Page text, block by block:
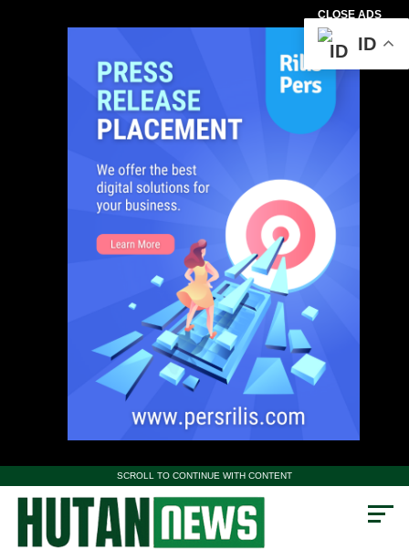
CLOSE ADS
SCROLL TO CONTINUE WITH CONTENT
ID